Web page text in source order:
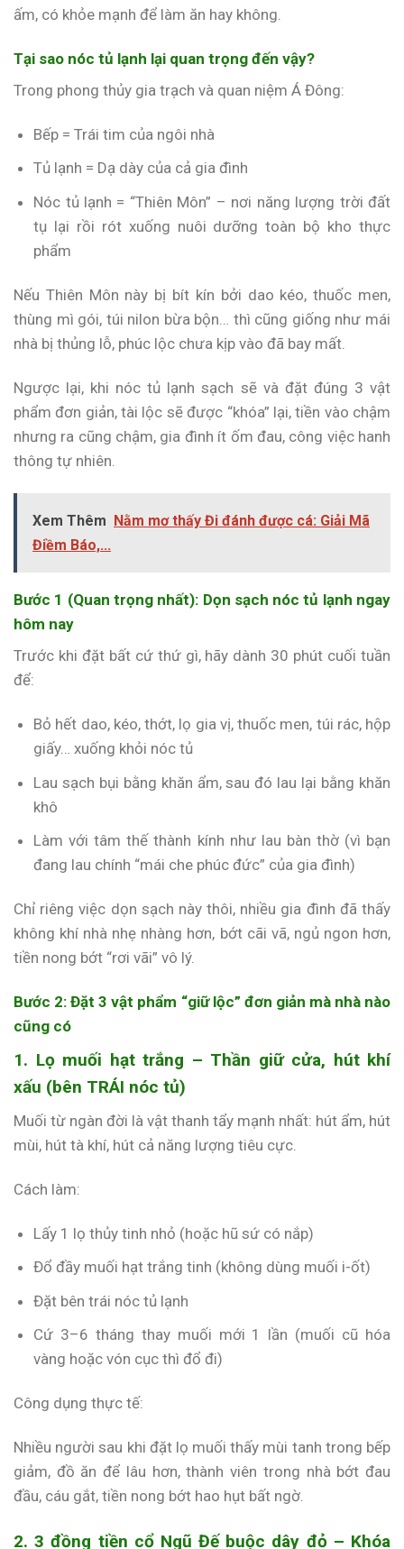
ấm, có khỏe mạnh để làm ăn hay không.
Tại sao nóc tủ lạnh lại quan trọng đến vậy?
Trong phong thủy gia trạch và quan niệm Á Đông:
Bếp = Trái tim của ngôi nhà
Tủ lạnh = Dạ dày của cả gia đình
Nóc tủ lạnh = “Thiên Môn” – nơi năng lượng trời đất
tụ lại rồi rót xuống nuôi dưỡng toàn bộ kho thực
phẩm
Nếu Thiên Môn này bị bít kín bởi dao kéo, thuốc men,
thùng mì gói, túi nilon bừa bộn… thì cũng giống như mái
nhà bị thủng lỗ, phúc lộc chưa kịp vào đã bay mất.
Ngược lại, khi nóc tủ lạnh sạch sẽ và đặt đúng 3 vật
phẩm đơn giản, tài lộc sẽ được “khóa” lại, tiền vào chậm
nhưng ra cũng chậm, gia đình ít ốm đau, công việc hanh
thông tự nhiên.
Xem Thêm Nằm mơ thấy Đi đánh được cá: Giải Mã
Điềm Báo,...
Bước 1 (Quan trọng nhất): Dọn sạch nóc tủ lạnh ngay
hôm nay
Trước khi đặt bất cứ thứ gì, hãy dành 30 phút cuối tuần
để:
Bỏ hết dao, kéo, thớt, lọ gia vị, thuốc men, túi rác, hộp
giấy… xuống khỏi nóc tủ
Lau sạch bụi bằng khăn ẩm, sau đó lau lại bằng khăn
khô
Làm với tâm thế thành kính như lau bàn thờ (vì bạn
đang lau chính “mái che phúc đức” của gia đình)
Chỉ riêng việc dọn sạch này thôi, nhiều gia đình đã thấy
không khí nhà nhẹ nhàng hơn, bớt cãi vã, ngủ ngon hơn,
tiền nong bớt “rơi vãi” vô lý.
Bước 2: Đặt 3 vật phẩm “giữ lộc” đơn giản mà nhà nào
cũng có
1. Lọ muối hạt trắng – Thần giữ cửa, hút khí
xấu (bên TRÁI nóc tủ)
Muối từ ngàn đời là vật thanh tẩy mạnh nhất: hút ẩm, hút
mùi, hút tà khí, hút cả năng lượng tiêu cực.
Cách làm:
Lấy 1 lọ thủy tinh nhỏ (hoặc hũ sứ có nắp)
Đổ đầy muối hạt trắng tinh (không dùng muối i-ốt)
Đặt bên trái nóc tủ lạnh
Cứ 3–6 tháng thay muối mới 1 lần (muối cũ hóa
vàng hoặc vón cục thì đổ đi)
Công dụng thực tế:
Nhiều người sau khi đặt lọ muối thấy mùi tanh trong bếp
giảm, đồ ăn để lâu hơn, thành viên trong nhà bớt đau
đầu, cáu gắt, tiền nong bớt hao hụt bất ngờ.
2. 3 đồng tiền cổ Ngũ Đế buộc dây đỏ – Khóa